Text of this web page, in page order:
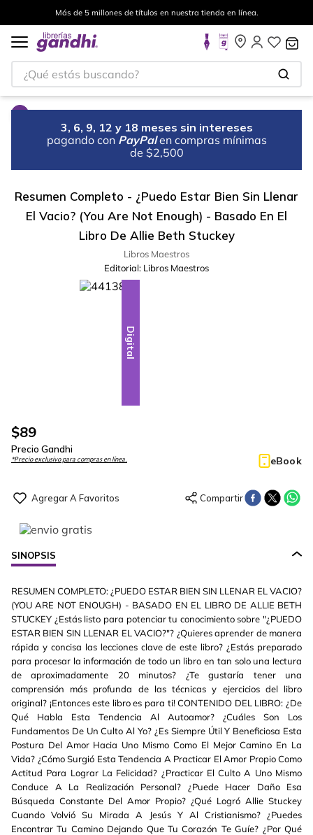
Más de 5 millones de títulos en nuestra tienda en línea.
¿Qué estás buscando?
3, 6, 9, 12 y 18 meses sin intereses
pagando con PayPal en compras mínimas
de $2,500
Resumen Completo - ¿Puedo Estar Bien Sin Llenar
El Vacio? (You Are Not Enough) - Basado En El
Libro De Allie Beth Stuckey
Libros Maestros
Editorial: Libros Maestros
Digital
$89
Precio Gandhi
*Precio exclusivo para compras en línea. eBook
SINOPSIS
RESUMEN COMPLETO: ¿PUEDO ESTAR BIEN SIN LLENAR EL VACIO?
(YOU ARE NOT ENOUGH) - BASADO EN EL LIBRO DE ALLIE BETH
STUCKEY ¿Estás listo para potenciar tu conocimiento sobre "¿PUEDO
ESTAR BIEN SIN LLENAR EL VACIO?"? ¿Quieres aprender de manera
rápida y concisa las lecciones clave de este libro? ¿Estás preparado
para procesar la información de todo un libro en tan solo una lectura
de aproximadamente 20 minutos? ¿Te gustaría tener una
comprensión más profunda de las técnicas y ejercicios del libro
original? ¡Entonces este libro es para ti! CONTENIDO DEL LIBRO: ¿De
Qué Habla Esta Tendencia Al Autoamor? ¿Cuáles Son Los
Fundamentos De Un Culto Al Yo? ¿Es Siempre Útil Y Beneficiosa Esta
Postura Del Amor Hacia Uno Mismo Como El Mejor Camino En La
Vida? ¿Cómo Surgió Esta Tendencia A Practicar El Amor Propio Como
Actitud Para Lograr La Felicidad? ¿Practicar El Culto A Uno Mismo
Conduce A La Realización Personal? ¿Puede Hacer Daño Esa
Búsqueda Constante Del Amor Propio? ¿Qué Logró Allie Stuckey
Cuando Volvió Su Mirada A Jesús Y Al Cristianismo? ¿Puedes
Encontrar Tu Camino Dejando Que Tu Corazón Te Guíe? ¿Por Qué